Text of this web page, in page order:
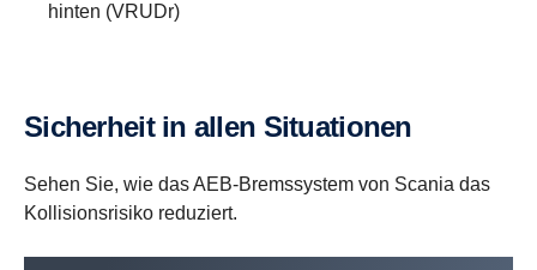
hinten (VRUDr)
Sicherheit in allen Situationen
Sehen Sie, wie das AEB-Bremssystem von Scania das
Kollisionsrisiko reduziert.